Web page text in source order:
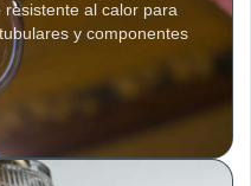
resistente al calor para
y componentes